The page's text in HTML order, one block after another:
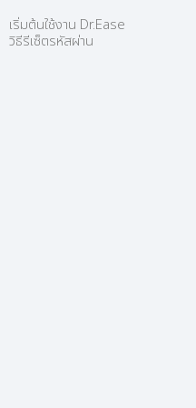
เริ่มต้นใช้งาน Dr.Ease
วิธีรีเซ็ตรหัสผ่าน